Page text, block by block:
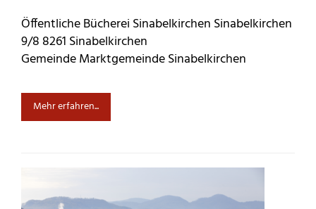
Öffentliche Bücherei Sinabelkirchen Sinabelkirchen
9/8 8261 Sinabelkirchen
Gemeinde Marktgemeinde Sinabelkirchen
Mehr erfahren...